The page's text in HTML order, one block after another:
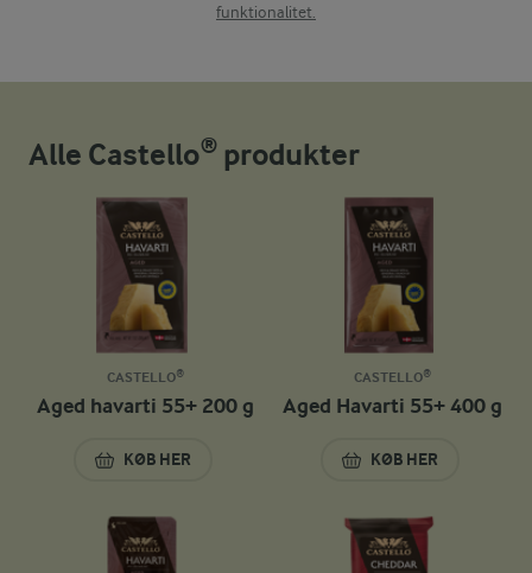
funktionalitet.
Alle Castello® produkter
CASTELLO®
Aged havarti 55+ 200 g
KØB HER
AGED HAVARTI 55+ 200 G
CASTELLO®
Aged Havarti 55+ 400 g
KØB HER
AGED HAVARTI